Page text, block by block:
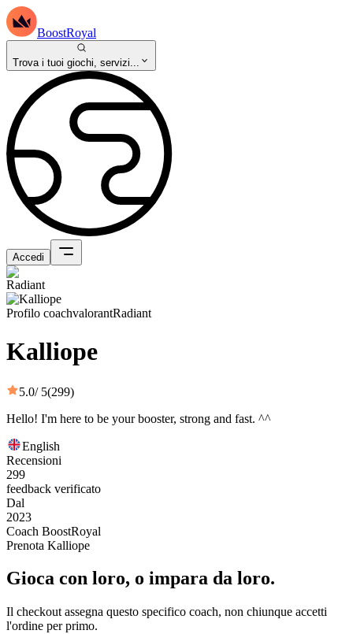
BoostRoyal
Trova i tuoi giochi, servizi...
Accedi
Profilo coachvalorantRadiant
Kalliope
5.0/ 5(299)
Hello! I'm here to be your booster, strong and fast. ^^
English
Recensioni
299
feedback verificato
Dal
2023
Coach BoostRoyal
Prenota Kalliope
Gioca con loro, o impara da loro.
Il checkout assegna questo specifico coach, non chiunque accetti
l'ordine per primo.